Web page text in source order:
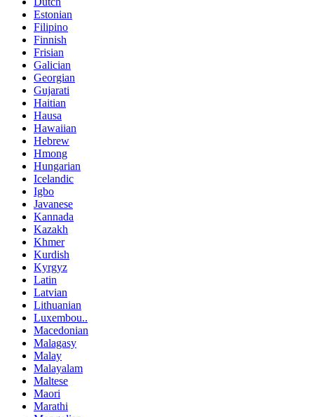
Estonian
Filipino
Finnish
Frisian
Galician
Georgian
Gujarati
Haitian
Hausa
Hawaiian
Hebrew
Hmong
Hungarian
Icelandic
Igbo
Javanese
Kannada
Kazakh
Khmer
Kurdish
Kyrgyz
Latin
Latvian
Lithuanian
Luxembou..
Macedonian
Malagasy
Malay
Malayalam
Maltese
Maori
Marathi